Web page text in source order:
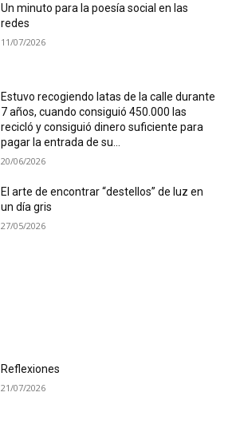
Un minuto para la poesía social en las
redes
11/07/2026
Estuvo recogiendo latas de la calle durante
7 años, cuando consiguió 450.000 las
recicló y consiguió dinero suficiente para
pagar la entrada de su...
20/06/2026
El arte de encontrar “destellos” de luz en
un día gris
27/05/2026
Reflexiones
21/07/2026